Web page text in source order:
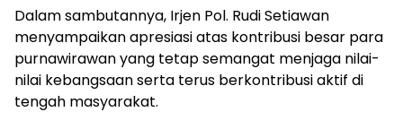
Dalam sambutannya, Irjen Pol. Rudi Setiawan
menyampaikan apresiasi atas kontribusi besar para
purnawirawan yang tetap semangat menjaga nilai-
nilai kebangsaan serta terus berkontribusi aktif di
tengah masyarakat.